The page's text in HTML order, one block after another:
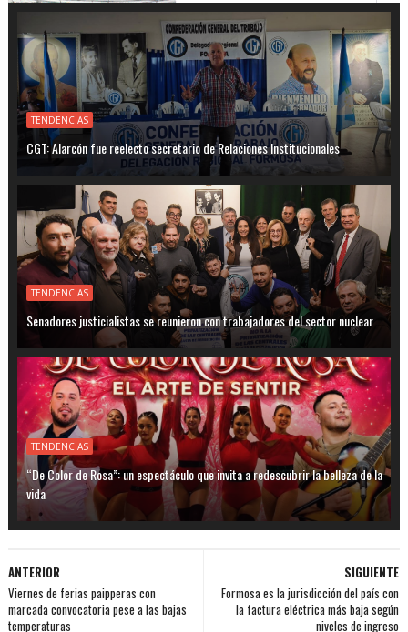
TENDENCIAS
CGT: Alarcón fue reelecto secretario de Relaciones Institucionales
TENDENCIAS
Senadores justicialistas se reunieron con trabajadores del sector nuclear
TENDENCIAS
“De Color de Rosa”: un espectáculo que invita a redescubrir la belleza de la
vida
SIGUIENTE
Formosa es la jurisdicción del país con
la factura eléctrica más baja según
niveles de ingreso
ANTERIOR
Viernes de ferias paipperas con
marcada convocatoria pese a las bajas
temperaturas